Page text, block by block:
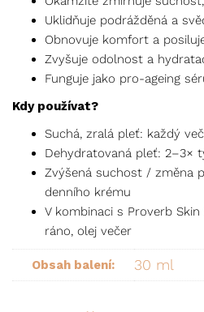
Uklidňuje podrážděná a
Obnovuje komfort a
Zvyšuje odolnost a
Funguje jako pro-ageing
Kdy používat?
Suchá, zralá pleť: každý
Dehydratovaná pleť: 2–3×
Zvýšená suchost / změna
denního krému
V kombinaci s Proverb
ráno, olej večer
Obsah balení: 30 ml